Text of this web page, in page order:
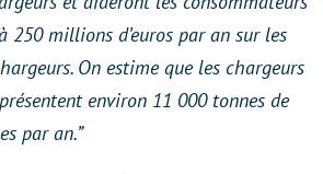
250 millions d’euros par an sur les
On estime que les chargeurs
environ 11 000 tonnes de
par an.”